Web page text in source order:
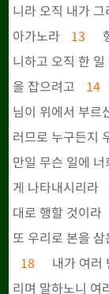
니라 오직 내가
아가노라
13
니하고 오직 한
을 잡으려고
14
님이 위에서 부르
러므로 누구든지
만일 무슨 일에
게 나타내시리라
대로 행할 것이라
또 우리로 본을
18
내가 여러
리며 말하노니 여